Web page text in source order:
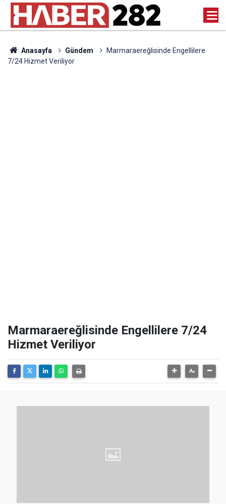
Anasayfa Gündem
Marmaraereğlisinde Engellilere
7/24 Hizmet Veriliyor
Marmaraereğlisinde Engellilere 7/24
Hizmet Veriliyor